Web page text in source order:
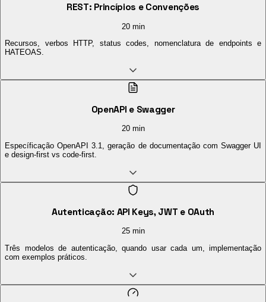
REST: Princípios e Convenções
20 min
Recursos, verbos HTTP, status codes, nomenclatura de endpoints e
HATEOAS.
OpenAPI e Swagger
20 min
Específicação OpenAPI 3.1, geração de documentação com Swagger UI
e design-first vs code-first.
Autenticação: API Keys, JWT e OAuth
25 min
Três modelos de autenticação, quando usar cada um, implementação
com exemplos práticos.